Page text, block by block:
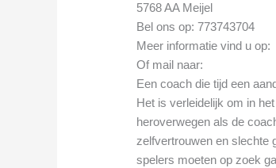
5768 AA Meijel
Bel ons op: 773743704
Meer informatie vind u op:
Of mail naar:
Een coach die tijd een
Het is verleidelijk om in
heroverwegen als de
zelfvertrouwen en slechte
spelers moeten op zoek